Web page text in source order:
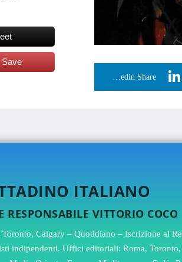
Save
Linkedin Share
VITTORIO COCO
Calgary – Quotidiano – Iscrizione al
indipendenti. Uffici editoriali: Roma,